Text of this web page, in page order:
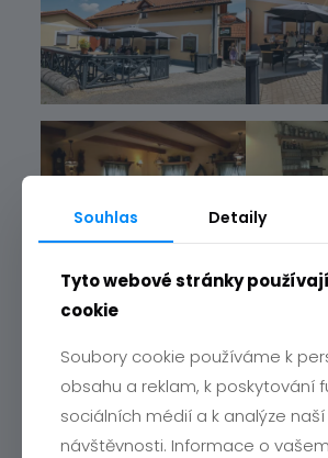
Souhlas Detaily
Tyto webové stránky
cookie
Soubory cookie používáme k
obsahu a reklam, k poskytování
sociálních médií a k analýze naší
návštěvnosti. Informace o